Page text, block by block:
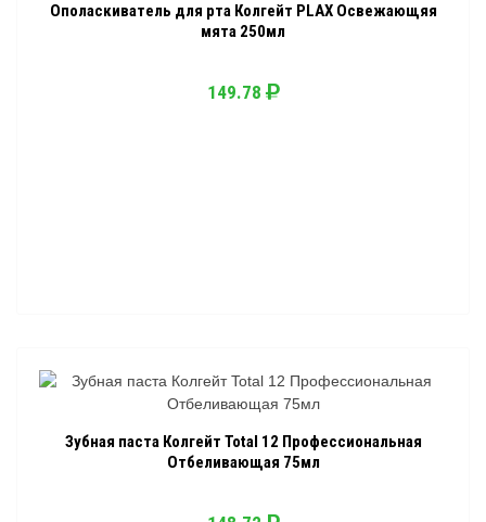
Ополаскиватель для рта Колгейт PLAX Освежающяя
мята 250мл
149.78
Зубная паста Колгейт Total 12 Профессиональная
Отбеливающая 75мл